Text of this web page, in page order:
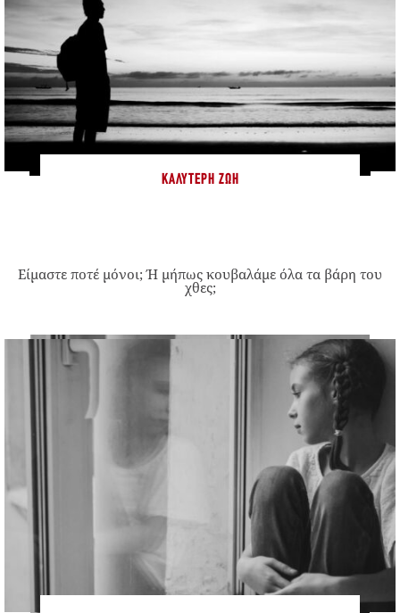
ΚΑΛΎΤΕΡΗ ΖΩΉ
Είμαστε ποτέ μόνοι; Ή μήπως κουβαλάμε όλα τα βάρη του
χθες;